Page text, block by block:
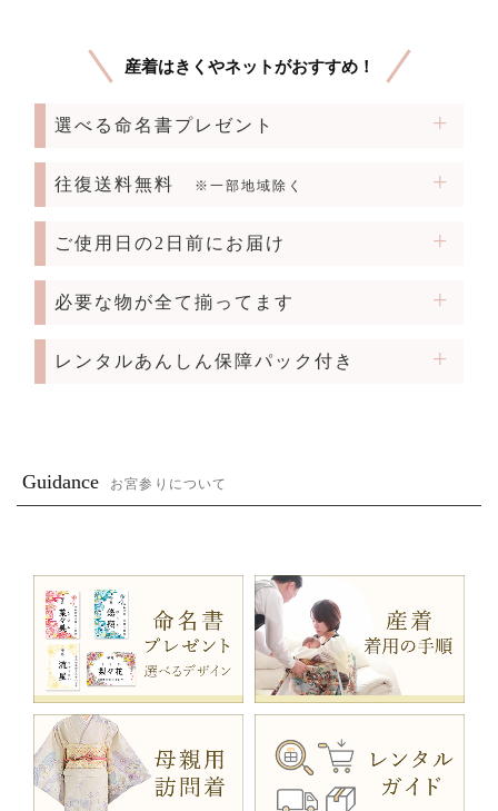
産着はきくやネットがおすすめ！
選べる命名書プレゼント
往復送料無料 ※一部地域除く
ご使用日の2日前にお届け
必要な物が全て揃ってます
レンタルあんしん保障パック付き
Guidance お宮参りについて